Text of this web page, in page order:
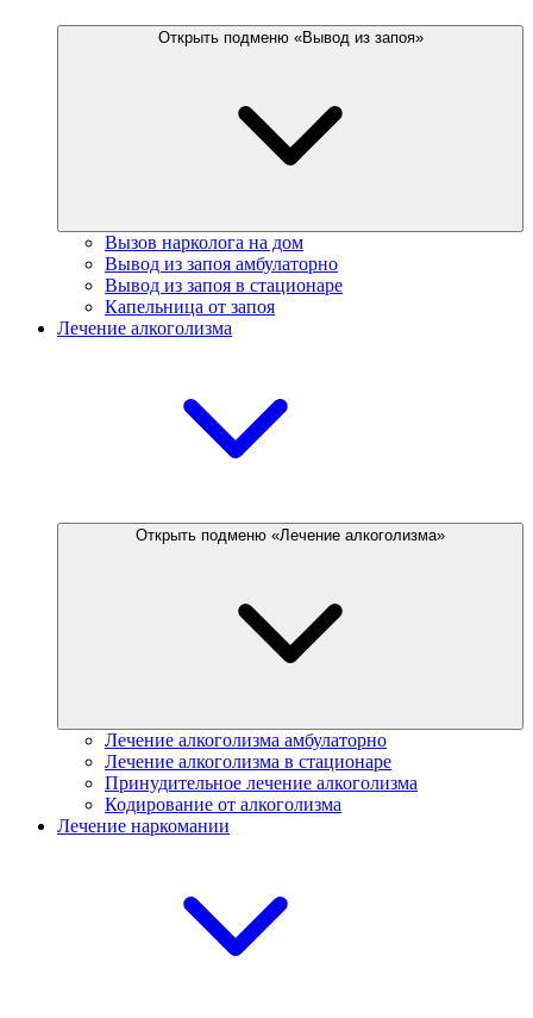
Открыть подменю «Вывод из запоя»
Вызов нарколога на дом
Вывод из запоя амбулаторно
Вывод из запоя в стационаре
Капельница от запоя
Лечение алкоголизма
Открыть подменю «Лечение алкоголизма»
Лечение алкоголизма амбулаторно
Лечение алкоголизма в стационаре
Принудительное лечение алкоголизма
Кодирование от алкоголизма
Лечение наркомании